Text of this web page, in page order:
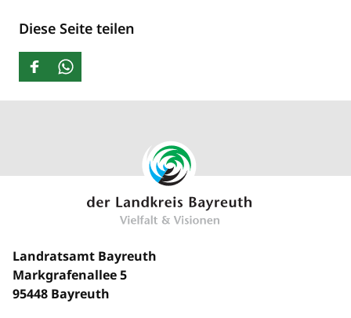
Diese Seite teilen
Landratsamt Bayreuth
Markgrafenallee 5
95448 Bayreuth